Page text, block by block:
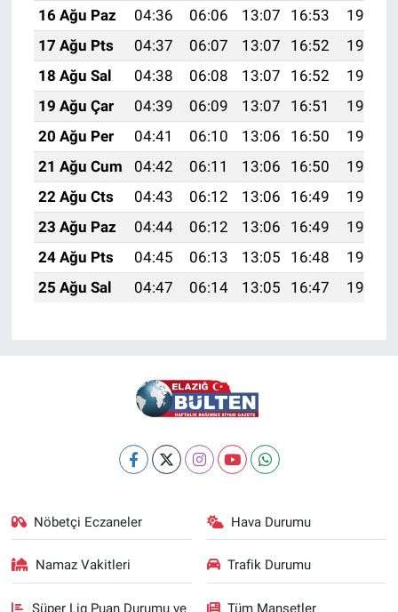
16 Ağu Paz
04:36 06:06 13:07 16:53
19:58
17 Ağu Pts
04:37 06:07 13:07 16:52
19:57
18 Ağu Sal
04:38 06:08 13:07 16:52
19:55
19 Ağu Çar
04:39 06:09 13:07 16:51
19:54
20 Ağu Per
04:41 06:10 13:06 16:50
19:53
21 Ağu Cum
04:42 06:11 13:06 16:50
19:51
22 Ağu Cts
04:43 06:12 13:06 16:49
19:50
23 Ağu Paz
04:44 06:12 13:06 16:49
19:49
24 Ağu Pts
04:45 06:13 13:05 16:48
19:47
25 Ağu Sal
04:47 06:14 13:05 16:47 19:46
Nöbetçi Eczaneler Hava Durumu
Namaz Vakitleri Trafik Durumu
Süper Lig Puan Durumu ve Tüm Manşetler